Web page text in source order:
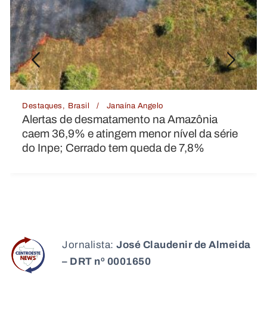
Jornalista: José Claudenir de Almeida
– DRT nº 0001650